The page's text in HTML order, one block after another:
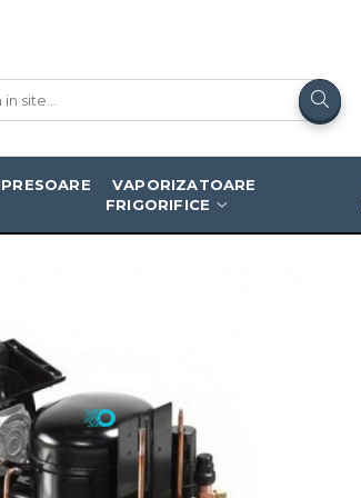
VAPORIZATOARE
FRIGORIFICE
| UNJ9232GK